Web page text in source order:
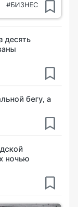
#БИЗНЕС
десять
бегу, а
ночью